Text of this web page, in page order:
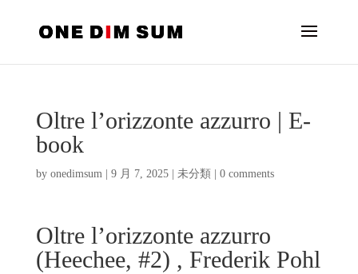
Oltre l’orizzonte azzurro | E-
book
by onedimsum| 9 月 7, 2025| 未分類 0 comments
Oltre l’orizzonte azzurro
(Heechee, #2) , Frederik Pohl